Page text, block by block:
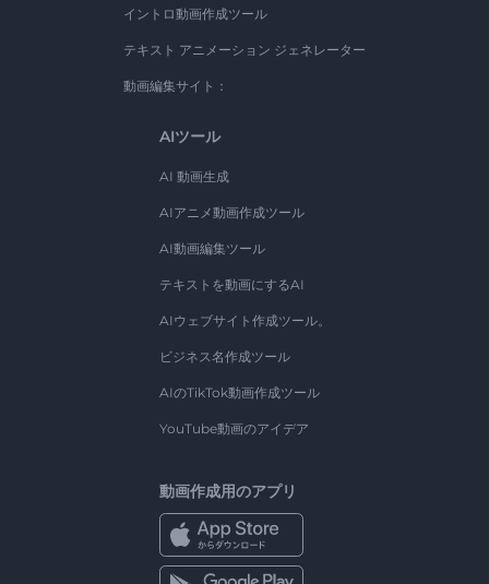
イントロ動画作成ツール
テキスト アニメーション ジェネレーター
動画編集サイト：
AIツール
AI 動画生成
AIアニメ動画作成ツール
AI動画編集ツール
テキストを動画にするAI
AIウェブサイト作成ツール。
ビジネス名作成ツール
AIのTikTok動画作成ツール
YouTube動画のアイデア
動画作成用のアプリ